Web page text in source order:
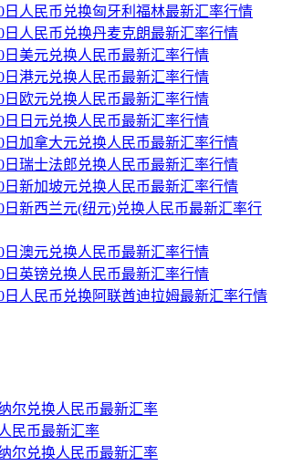
日人民币兑换匈牙利福林最新汇率行情
日人民币兑换丹麦克朗最新汇率行情
日美元兑换人民币最新汇率行情
日港元兑换人民币最新汇率行情
日欧元兑换人民币最新汇率行情
日日元兑换人民币最新汇率行情
日加拿大元兑换人民币最新汇率行情
日瑞士法郎兑换人民币最新汇率行情
日新加坡元兑换人民币最新汇率行情
日新西兰元(纽元)兑换人民币最新汇率行
日澳元兑换人民币最新汇率行情
日英镑兑换人民币最新汇率行情
日人民币兑换阿联酋迪拉姆最新汇率行情
尔兑换人民币最新汇率
民币最新汇率
尔兑换人民币最新汇率